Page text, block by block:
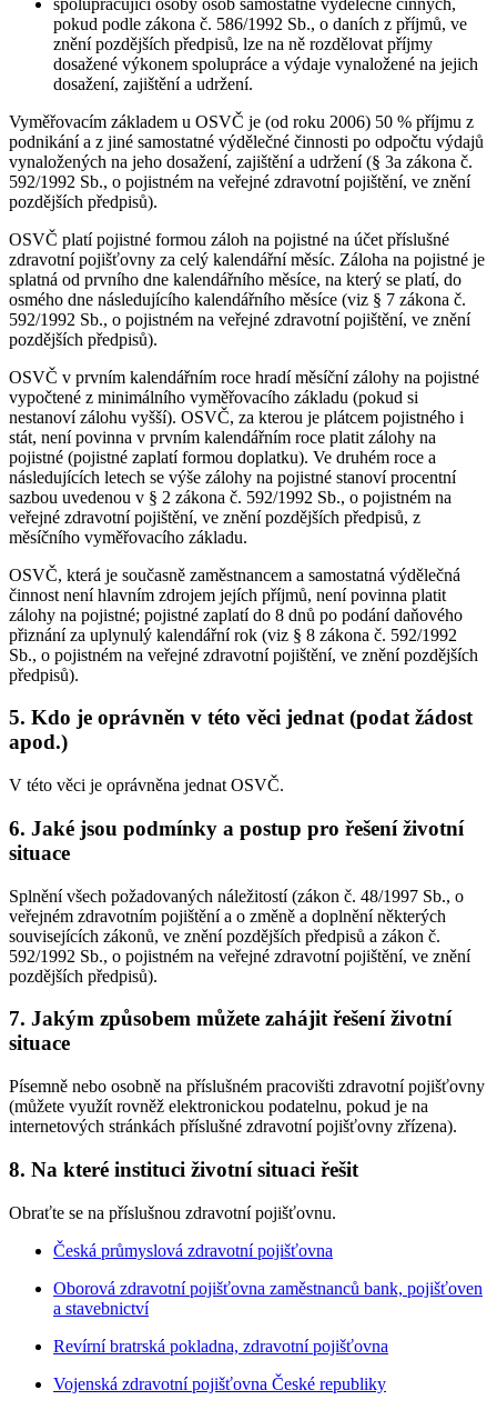
pokud podle zákona č. 586/1992 Sb., o daních z příjmů, ve
znění pozdějších předpisů, lze na ně rozdělovat příjmy
dosažené výkonem spolupráce a výdaje vynaložené na jejich
dosažení, zajištění a udržení.
Vyměřovacím základem u OSVČ je (od roku 2006) 50 % příjmu z
podnikání a z jiné samostatné výdělečné činnosti po odpočtu výdajů
vynaložených na jeho dosažení, zajištění a udržení (§ 3a zákona č.
592/1992 Sb., o pojistném na veřejné zdravotní pojištění, ve znění
pozdějších předpisů).
OSVČ platí pojistné formou záloh na pojistné na účet příslušné
zdravotní pojišťovny za celý kalendářní měsíc. Záloha na pojistné je
splatná od prvního dne kalendářního měsíce, na který se platí, do
osmého dne následujícího kalendářního měsíce (viz § 7 zákona č.
592/1992 Sb., o pojistném na veřejné zdravotní pojištění, ve znění
pozdějších předpisů).
OSVČ v prvním kalendářním roce hradí měsíční zálohy na pojistné
vypočtené z minimálního vyměřovacího základu (pokud si
nestanoví zálohu vyšší). OSVČ, za kterou je plátcem pojistného i
stát, není povinna v prvním kalendářním roce platit zálohy na
pojistné (pojistné zaplatí formou doplatku). Ve druhém roce a
následujících letech se výše zálohy na pojistné stanoví procentní
sazbou uvedenou v § 2 zákona č. 592/1992 Sb., o pojistném na
veřejné zdravotní pojištění, ve znění pozdějších předpisů, z
měsíčního vyměřovacího základu.
OSVČ, která je současně zaměstnancem a samostatná výdělečná
činnost není hlavním zdrojem jejích příjmů, není povinna platit
zálohy na pojistné; pojistné zaplatí do 8 dnů po podání daňového
přiznání za uplynulý kalendářní rok (viz § 8 zákona č. 592/1992
Sb., o pojistném na veřejné zdravotní pojištění, ve znění pozdějších
předpisů).
5. Kdo je oprávněn v této věci jednat (podat žádost
apod.)
V této věci je oprávněna jednat OSVČ.
6. Jaké jsou podmínky a postup pro řešení životní
situace
Splnění všech požadovaných náležitostí (zákon č. 48/1997 Sb., o
veřejném zdravotním pojištění a o změně a doplnění některých
souvisejících zákonů, ve znění pozdějších předpisů a zákon č.
592/1992 Sb., o pojistném na veřejné zdravotní pojištění, ve znění
pozdějších předpisů).
7. Jakým způsobem můžete zahájit řešení životní
situace
Písemně nebo osobně na příslušném pracovišti zdravotní pojišťovny
(můžete využít rovněž elektronickou podatelnu, pokud je na
internetových stránkách příslušné zdravotní pojišťovny zřízena).
8. Na které instituci životní situaci řešit
Obraťte se na příslušnou zdravotní pojišťovnu.
Česká průmyslová zdravotní pojišťovna
Oborová zdravotní pojišťovna zaměstnanců bank, pojišťoven
a stavebnictví
Revírní bratrská pokladna, zdravotní pojišťovna
Vojenská zdravotní pojišťovna České republiky